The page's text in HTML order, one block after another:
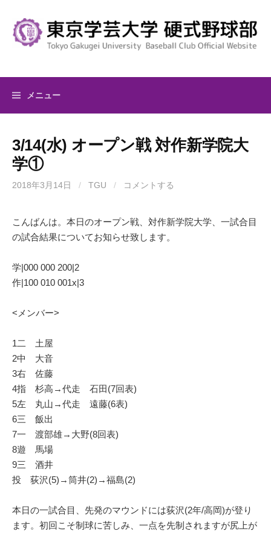
キ
メニュー
3/14(水) オープン戦 対作新学院大
学①
2018年3月14日 / TGU / コメントする
こんばんは。本日のオープン戦、対作新学院大学、一試合目
の試合結果についてお知らせ致します。
学|000 000 200|2
作|100 010 001x|3
<メンバー>
1二 土屋
2中 大音
3右 佐藤
4指 杉高→代走 石田(7回表)
5左 丸山→代走 遠藤(6表)
6三 飯出
7一 渡部雄→大野(8回表)
8遊 馬場
9三 酒井
投 荻沢(5)→筒井(2)→福島(2)
本日の一試合目、先発のマウンドには荻沢(2年/高岡)が登り
ます。初回こそ制球に苦しみ、一点を先制されますが尻上が